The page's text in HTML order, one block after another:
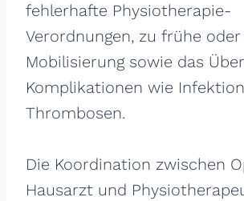
fehlerhafte Physiotherapie-
Verordnungen, zu frühe
Mobilisierung sowie das
Komplikationen wie
Thrombosen.
Die Koordination zwischen
Hausarzt und